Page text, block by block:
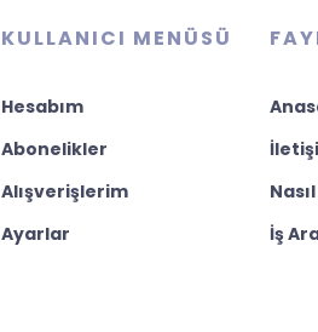
KULLANICI MENÜSÜ
Hesabım
Abonelikler
Alışverişlerim
Ayarlar
İş